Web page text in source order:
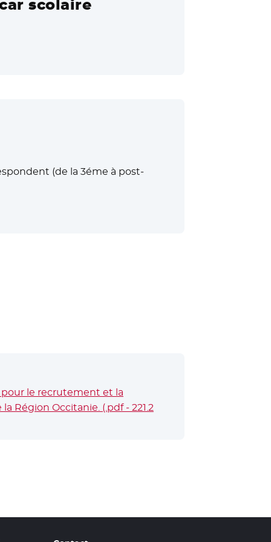
scolaire
(de la 3éme à post-
le recrutement et la
Région Occitanie. (.pdf - 221.2